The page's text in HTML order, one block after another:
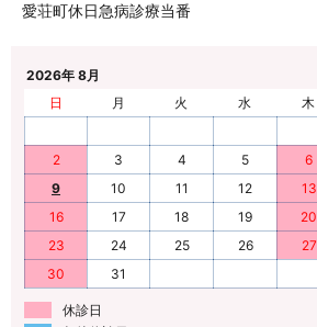
愛荘町休日急病診療当番
2026年 8月
日
月 火 水 木
2
3 4 5 6
9
10 11 12 13
16
17 18 19 20
23
24 25 26 27
30
31
休診日